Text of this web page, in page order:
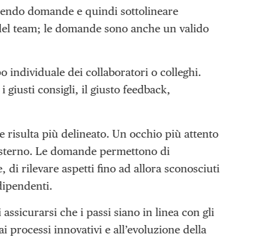
domande e quindi sottolineare
team; le domande sono anche un valido
individuale dei collaboratori o colleghi.
giusti consigli, il giusto feedback,
risulta più delineato. Un occhio più attento
Le domande permettono di
di rilevare aspetti fino ad allora sconosciuti
che i passi siano in linea con gli
processi innovativi e all’evoluzione della